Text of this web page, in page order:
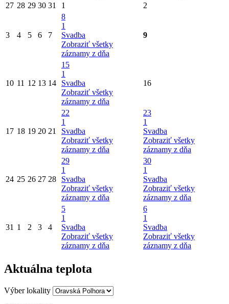
27 28 29 30 31 1 2
3 4 5 6 7
8
1
Svadba
Zobraziť všetky
záznamy z dňa
9
10 11 12 13 14
15
1
Svadba
Zobraziť všetky
záznamy z dňa
16
17 18 19 20 21
22
1
Svadba
Zobraziť všetky
záznamy z dňa
23
1
Svadba
Zobraziť všetky
záznamy z dňa
24 25 26 27 28
29
1
Svadba
Zobraziť všetky
záznamy z dňa
30
1
Svadba
Zobraziť všetky
záznamy z dňa
31 1 2 3 4
5
1
Svadba
Zobraziť všetky
záznamy z dňa
6
1
Svadba
Zobraziť všetky
záznamy z dňa
Aktuálna teplota
Výber lokality